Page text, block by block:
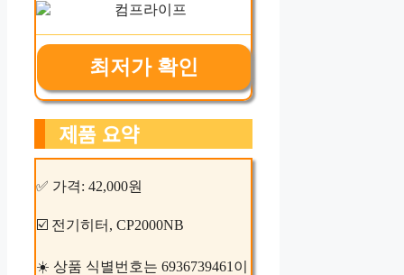
최저가 확인
제품 요약
✅ 가격: 42,000원
☑️ 전기히터, CP2000NB
☀️ 상품 식별번호는 6936739461이